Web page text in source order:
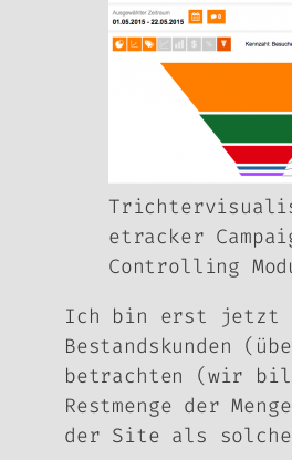
etracker
Controlling
Ich bin erst jetzt
Bestandskunden
betrachten (wir
Restmenge der
der Site als